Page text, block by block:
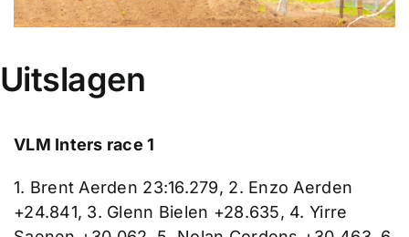
Uitslagen
VLM Inters race 1
1. Brent Aerden 23:16.279, 2. Enzo Aerden
+24.841, 3. Glenn Bielen +28.635, 4. Yirre